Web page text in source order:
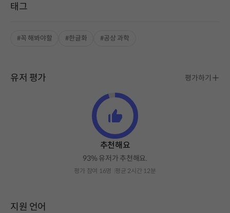
태그
#꼭 해봐야할 #한글화 #공상 과학
유저 평가 평가하기
추천해요
93% 유저가 추천해요.
평가 참여 16명 평균 2시간 12분
지원 언어